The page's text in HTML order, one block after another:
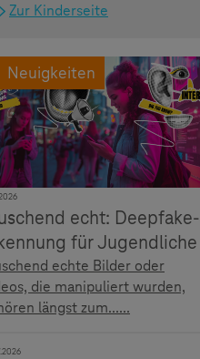
Zur Kinderseite
Neuigkeiten
echt: Deepfake-
für Jugendliche
echte Bilder oder
die manipuliert wurden,
längst zum......